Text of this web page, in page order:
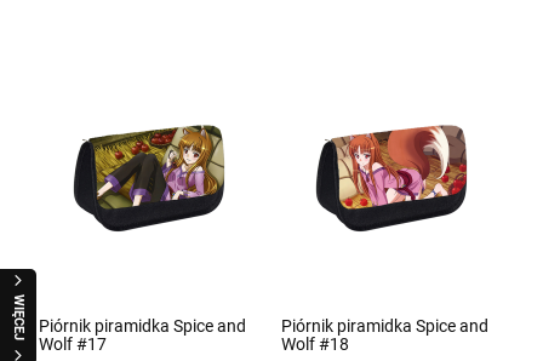
WIĘCEJ
Piórnik piramidka Spice and
Wolf #17
Piórnik piramidka Spice and
Wolf #18